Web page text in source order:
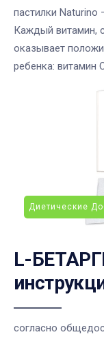
пастилки
Каждый витамин,
оказывает
ребенка: витамин
Диетические
L-
согласно